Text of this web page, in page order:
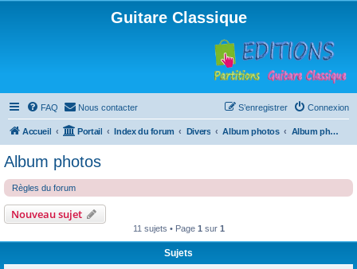
Guitare Classique
FAQ Nous contacter Connexion
S’enregistrer
Accueil Portail Index du forum Divers Album photos Album photos
Album photos
Règles du forum
Nouveau sujet
11 sujets • Page 1 sur 1
Sujets